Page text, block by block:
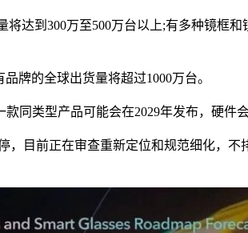
达到300万至500万台以上;有多种镜框
牌的全球出货量将超过1000万台。
类型产品可能会在2029年发布，硬件
目前正在审查重新定位和规范细化，不